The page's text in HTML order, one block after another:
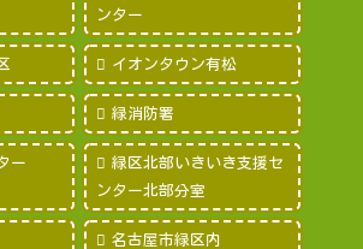
ンター
イオンタウン有松
緑消防署
ー
緑区北部いきいき支援セ
ンター北部分室
名古屋市緑区内